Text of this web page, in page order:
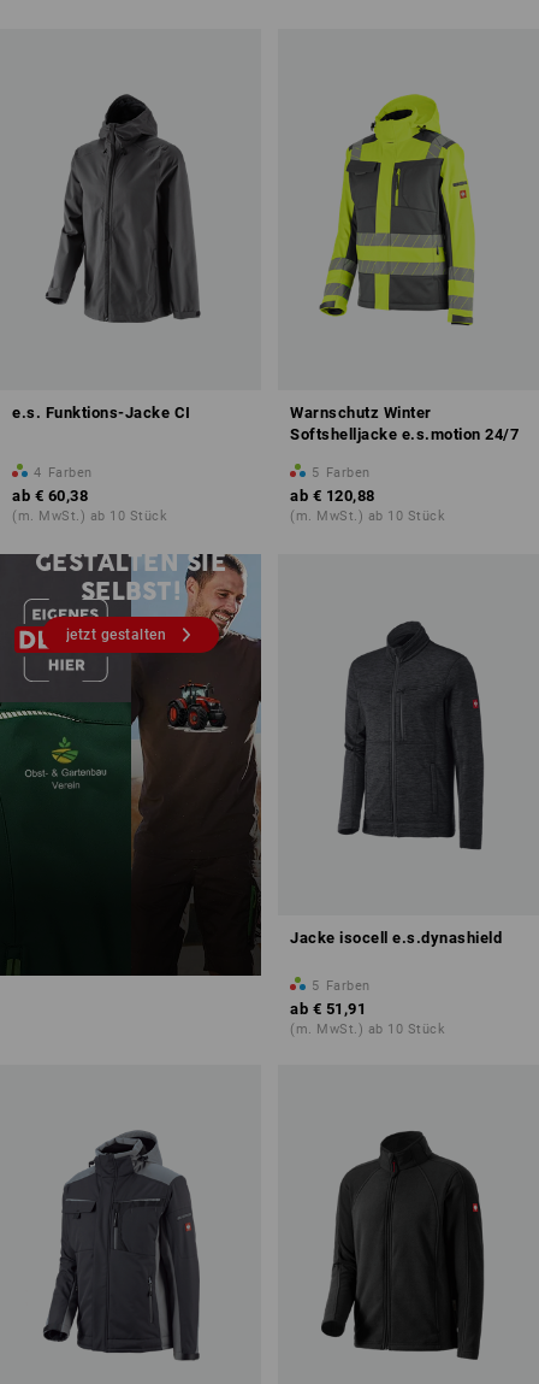
e.s. Funktions-Jacke CI
4 Farben
ab € 60,38
(m. MwSt.) ab 10 Stück
Warnschutz Winter
Softshelljacke e.s.motion 24/7
5 Farben
ab € 120,88
(m. MwSt.) ab 10 Stück
GESTALTEN SIE
SELBST!
jetzt gestalten
Jacke isocell e.s.dynashield
5 Farben
ab € 51,91
(m. MwSt.) ab 10 Stück